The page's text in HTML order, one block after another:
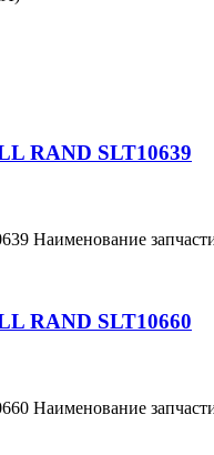
RAND SLT10639
Наименование
RAND SLT10660
Наименование